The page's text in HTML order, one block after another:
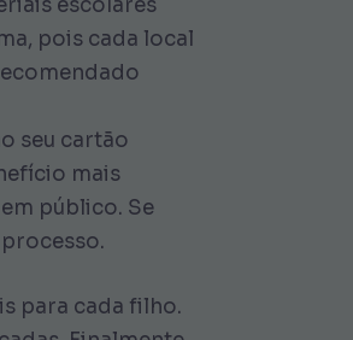
escolares
pois cada local
seu cartão
mais
público. Se
para cada filho.